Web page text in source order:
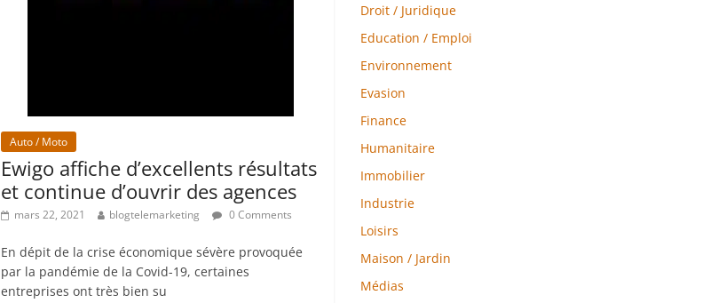
Auto / Moto
Ewigo affiche d’excellents résultats
et continue d’ouvrir des agences
mars 22, 2021 blogtelemarketing 0 Comments
En dépit de la crise économique sévère provoquée
par la pandémie de la Covid-19, certaines
entreprises ont très bien su
Droit / Juridique
Education / Emploi
Environnement
Evasion
Finance
Humanitaire
Immobilier
Industrie
Loisirs
Maison / Jardin
Médias